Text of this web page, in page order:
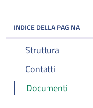
INDICE DELLA PAGINA
Struttura
Contatti
Documenti